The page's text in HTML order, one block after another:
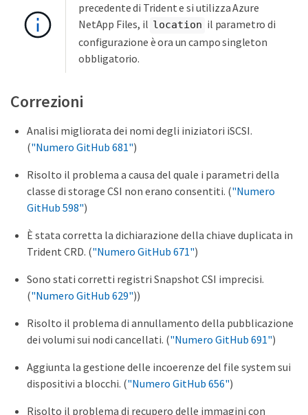
precedente di Trident e si utilizza Azure
NetApp Files, il location il parametro di
configurazione è ora un campo singleton
obbligatorio.
Correzioni
Analisi migliorata dei nomi degli iniziatori iSCSI.
("Numero GitHub 681")
Risolto il problema a causa del quale i parametri della
classe di storage CSI non erano consentiti. ("Numero
GitHub 598")
È stata corretta la dichiarazione della chiave duplicata in
Trident CRD. ("Numero GitHub 671")
Sono stati corretti registri Snapshot CSI imprecisi.
("Numero GitHub 629"))
Risolto il problema di annullamento della pubblicazione
dei volumi sui nodi cancellati. ("Numero GitHub 691")
Aggiunta la gestione delle incoerenze del file system sui
dispositivi a blocchi. ("Numero GitHub 656")
Risolto il problema di recupero delle immagini con